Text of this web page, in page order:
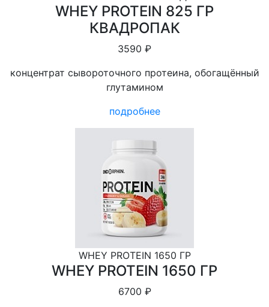
WHEY PROTEIN 825 ГР
КВАДРОПАК
3590 ₽
концентрат сывороточного протеина, обогащённый
глутамином
подробнее
WHEY PROTEIN 1650 ГР
WHEY PROTEIN 1650 ГР
6700 ₽